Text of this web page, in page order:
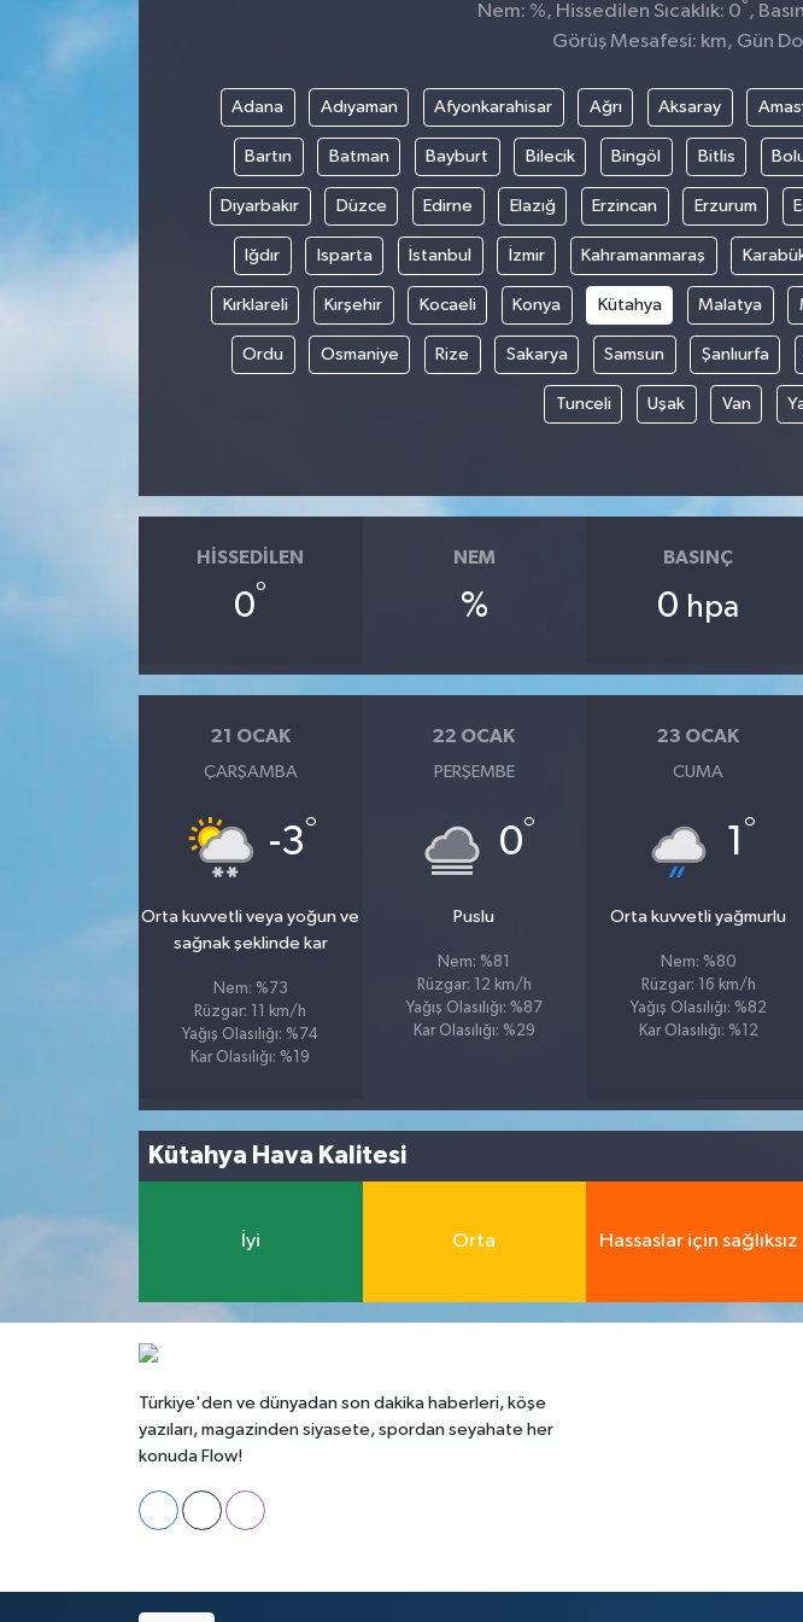
Nem: %, Hissedilen Sıcaklık: 0° ,
Görüş Mesafesi: km, Gün
Adana Adıyaman Afyonkarahisar Ağrı Aksaray
Bartın Batman Bayburt Bilecik Bingöl Bitlis
Diyarbakır Düzce Edirne Elazığ Erzincan Erzurum
Iğdır Isparta İstanbul İzmir Kahramanmaraş
Kırklareli Kırşehir Kocaeli Konya Kütahya Malatya
Ordu Osmaniye Rize Sakarya Samsun Şanlıurfa
Tunceli Uşak Van
HISSEDILEN
0°
NEM
%
BASINÇ
0 hpa
21 OCAK
ÇARŞAMBA
-3°
Orta kuvvetli veya yoğun ve
sağnak şeklinde kar
Nem: %73
Rüzgar: 11 km/h
Yağış Olasılığı: %74
Kar Olasılığı: %19
22 OCAK
PERŞEMBE
0°
Puslu
Nem: %81
Rüzgar: 12 km/h
Yağış Olasılığı: %87
Kar Olasılığı: %29
23 OCAK
CUMA
1 °
Orta kuvvetli yağmurlu
Nem: %80
Rüzgar: 16 km/h
Yağış Olasılığı: %82
Kar Olasılığı: %12
Kütahya Hava Kalitesi
İyi Orta Hassaslar için sağlıksız
Türkiye'den ve dünyadan son dakika haberleri, köşe
yazıları, magazinden siyasete, spordan seyahate her
konuda Flow!